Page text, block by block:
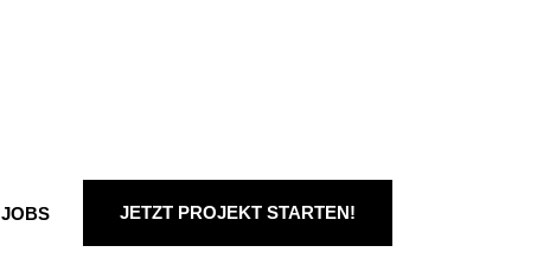
JOBS JETZT PROJEKT STARTEN!